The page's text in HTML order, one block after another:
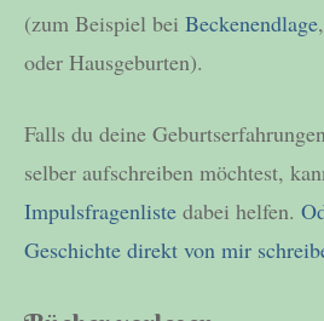
(zum Beispiel bei Beckenendlage,
oder Hausgeburten).
Falls du deine
selber aufschreiben möchtest,
Impulsfragenliste dabei helfen.
Geschichte direkt von mir